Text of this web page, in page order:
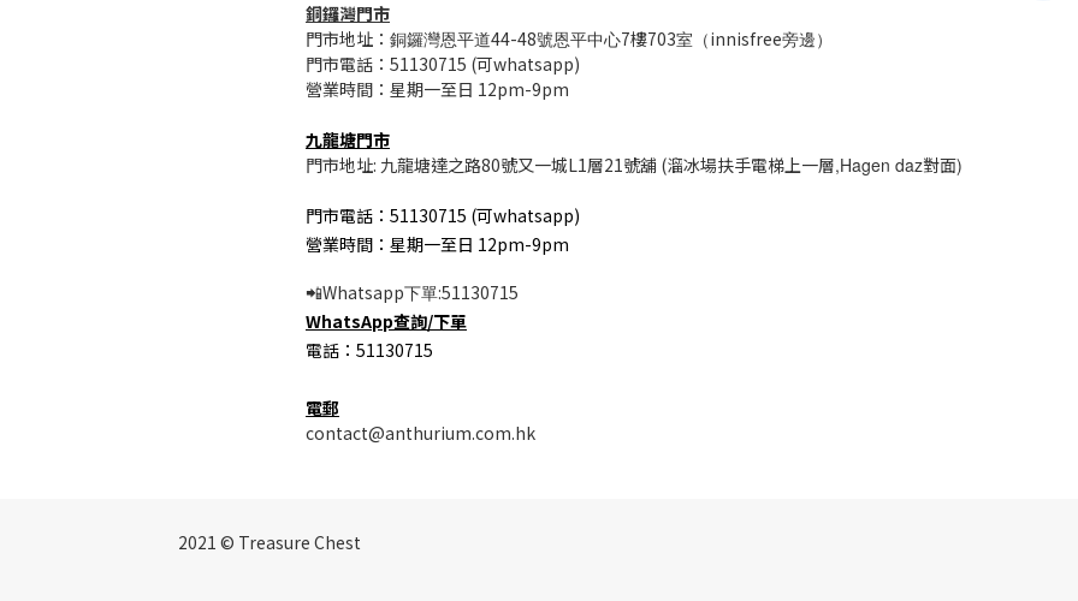
銅鑼灣門市
門市地址： 銅鑼灣恩平道44-48號恩平中心7樓703室（ innisfree旁邊）
門市電話：51130715 (可whatsapp)
營業時間：星期一至日 12pm-9pm
九龍塘門市
門市地址: 九龍塘達之路80號又一城L1層21號舖 (溜冰場扶手電梯上一層,Hagen daz對面)
門市電話：51130715 (可whatsapp)
營業時間：星期一至日 12pm-9pm
📲Whatsapp下單:51130715
WhatsApp查詢/下單
電話：51130715
電郵
contact@anthurium.com.hk
2021 © Treasure Chest